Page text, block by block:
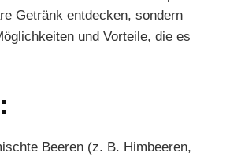
Getränk entdecken, sondern
und Vorteile, die es
Beeren (z. B. Himbeeren,